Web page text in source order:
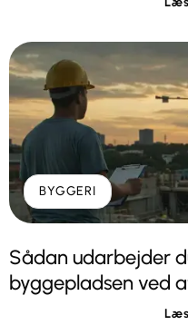
BYGGERI
Sådan udarbejder
byggepladsen ved